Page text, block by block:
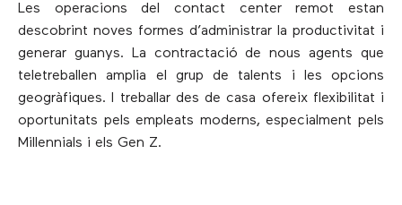
Les operacions del contact center remot estan
descobrint noves formes d’administrar la productivitat i
generar guanys. La contractació de nous agents que
teletreballen amplia el grup de talents i les opcions
geogràfiques. I treballar des de casa ofereix flexibilitat i
oportunitats pels empleats moderns, especialment pels
Millennials i els Gen Z.